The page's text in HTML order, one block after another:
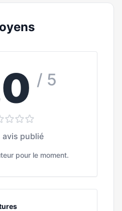
/ 5
avis publié
pour le moment.